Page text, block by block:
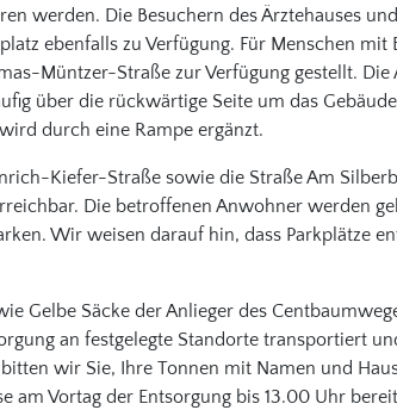
werden. Die Besuchern des Ärztehauses
ebenfalls zu Verfügung. Für Menschen
Müntzer-Straße zur Verfügung gestellt. Die
über die rückwärtige Seite um das
durch eine Rampe ergänzt.
Kiefer-Straße sowie die Straße Am
Die betroffenen Anwohner werden
Wir weisen darauf hin, dass Parkplätze
Gelbe Säcke der Anlieger des
an festgelegte Standorte transportiert
wir Sie, Ihre Tonnen mit Namen und
am Vortag der Entsorgung bis 13.00 Uhr